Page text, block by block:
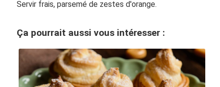
Servir frais, parsemé de zestes d'orange.
Ça pourrait aussi vous intéresser :